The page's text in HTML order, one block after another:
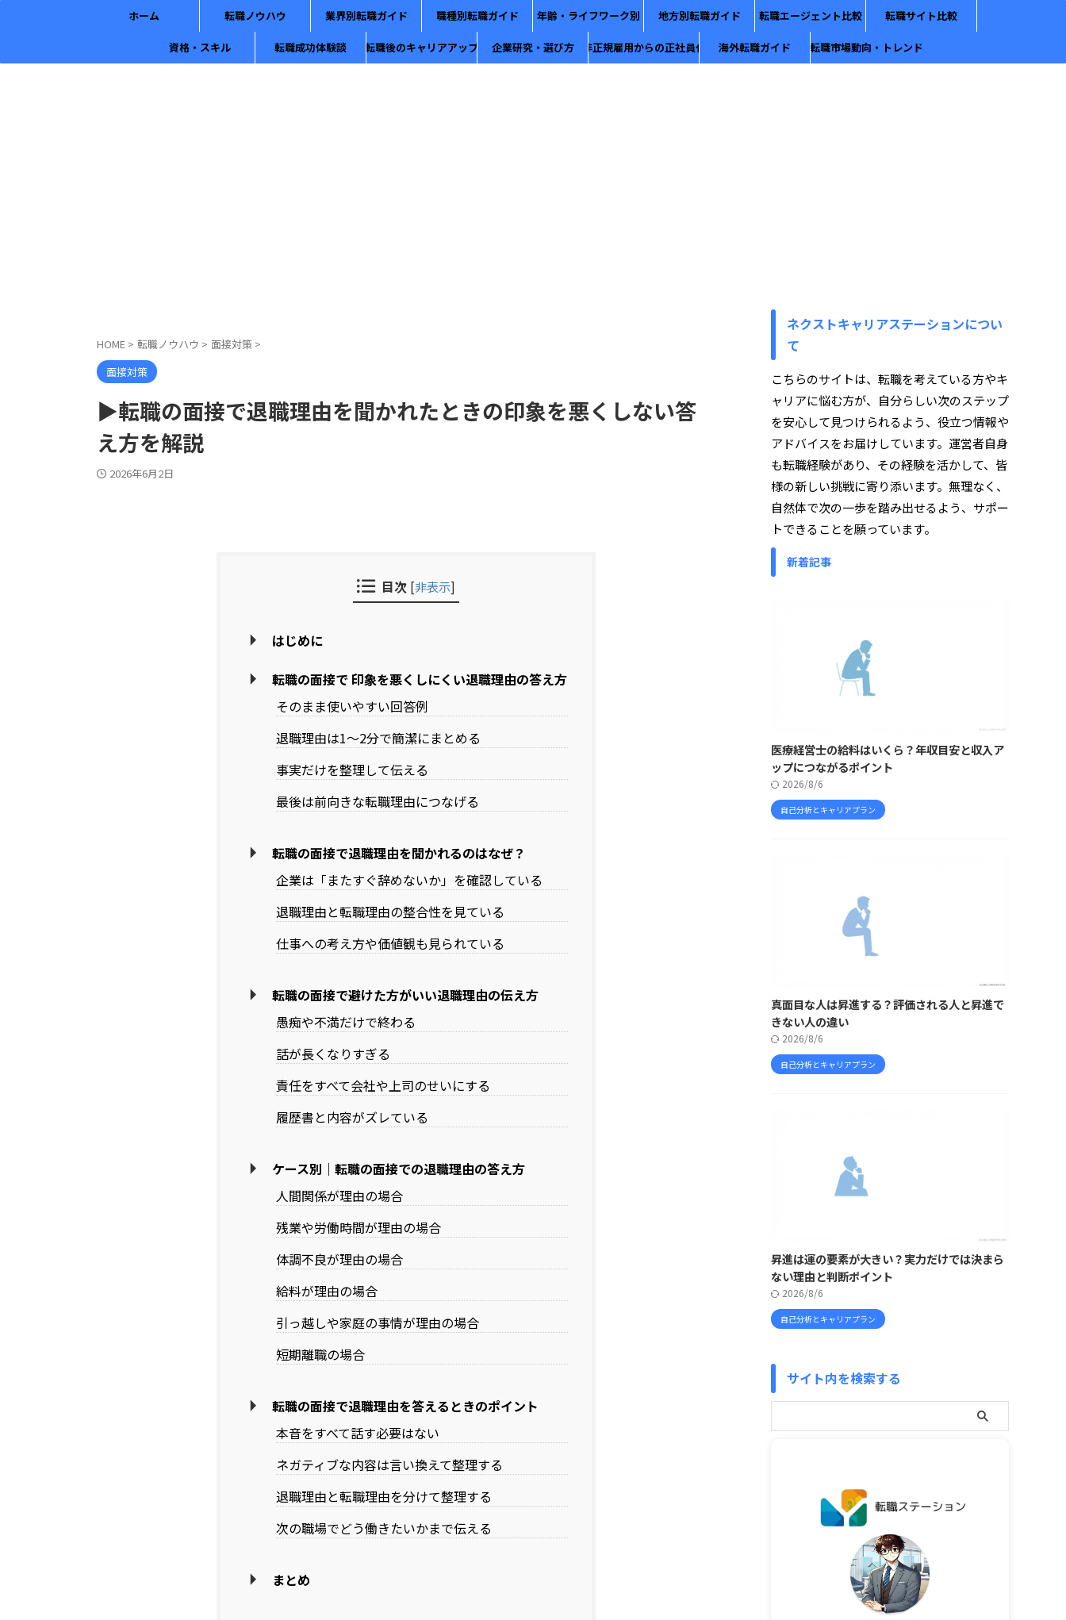
ホーム 転職ノウハウ 業界別転職ガイド 職種別転職ガイド 年齢・ライフワーク別 地方別転職ガイド 転職エージェント比較 転職サイト比較
資格・スキル 転職成功体験談 転職後のキャリアアップ 企業研究・選び方 非正規雇用からの正社員化 海外転職ガイド 転職市場動向・トレンド
HOME > 転職ノウハウ > 面接対策 >
面接対策
▶転職の面接で退職理由を聞かれたときの印象を悪くしない答
え方を解説
2026年6月2日
目次 [非表示]
はじめに
転職の面接で 印象を悪くしにくい退職理由の答え方
そのまま使いやすい回答例
退職理由は1〜2分で簡潔にまとめる
事実だけを整理して伝える
最後は前向きな転職理由につなげる
転職の面接で退職理由を聞かれるのはなぜ？
企業は「またすぐ辞めないか」を確認している
退職理由と転職理由の整合性を見ている
仕事への考え方や価値観も見られている
転職の面接で避けた方がいい退職理由の伝え方
愚痴や不満だけで終わる
話が長くなりすぎる
責任をすべて会社や上司のせいにする
履歴書と内容がズレている
ケース別｜転職の面接での退職理由の答え方
人間関係が理由の場合
残業や労働時間が理由の場合
体調不良が理由の場合
給料が理由の場合
引っ越しや家庭の事情が理由の場合
短期離職の場合
転職の面接で退職理由を答えるときのポイント
本音をすべて話す必要はない
ネガティブな内容は言い換えて整理する
退職理由と転職理由を分けて整理する
次の職場でどう働きたいかまで伝える
まとめ
ネクストキャリアステーションについ
て
こちらのサイトは、転職を考えている方やキ
ャリアに悩む方が、自分らしい次のステップ
を安心して見つけられるよう、役立つ情報や
アドバイスをお届けしています。運営者自身
も転職経験があり、その経験を活かして、皆
様の新しい挑戦に寄り添います。無理なく、
自然体で次の一歩を踏み出せるよう、サポー
トできることを願っています。
新着記事
医療経営士の給料はいくら？年収目安と収入ア
ップにつながるポイント
2026/8/6
自己分析とキャリアプラン
真面目な人は昇進する？評価される人と昇進で
きない人の違い
2026/8/6
自己分析とキャリアプラン
昇進は運の要素が大きい？実力だけでは決まら
ない理由と判断ポイント
2026/8/6
自己分析とキャリアプラン
サイト内を検索する